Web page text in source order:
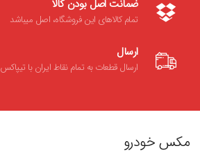
ضمانت اصل بودن کالا
تمام کالاهای این فروشگاه، اصل میباشد
ارسال
ارسال قطعات به تمام نقاط ایران با تیپاکس
مکس خودرو